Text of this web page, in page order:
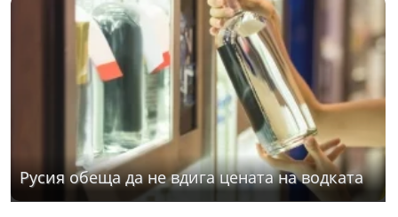
Русия обеща да не вдига цената на водката